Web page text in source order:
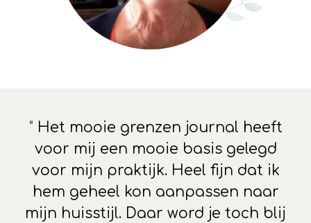
" Het mooie grenzen journal heeft
voor mij een mooie basis gelegd
voor mijn praktijk. Heel fijn dat ik
hem geheel kon aanpassen naar
mijn huisstijl. Daar word je toch blij